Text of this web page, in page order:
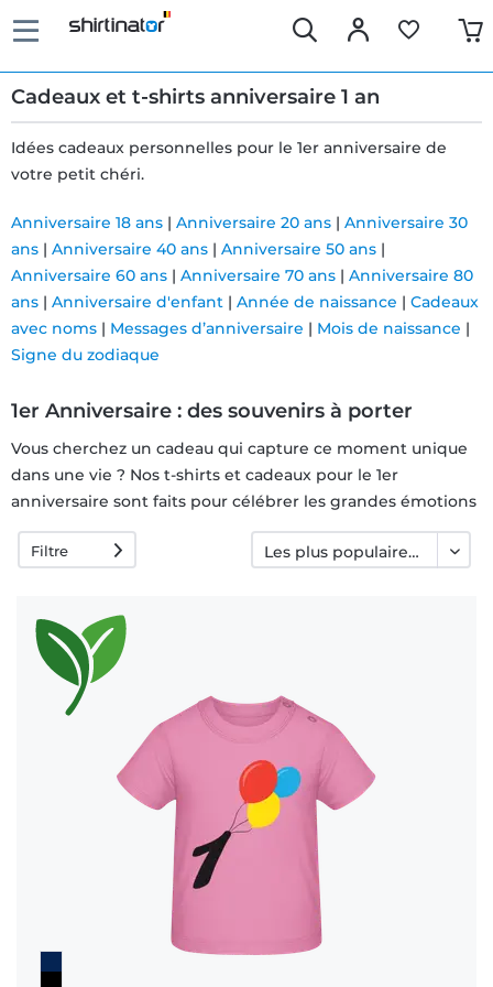
Cadeaux et t-shirts anniversaire 1 an
Livraison
rapide
Échange
garanti 30
Droit de
rétractation
Idées cadeaux personnelles pour le 1er anniversaire de
votre petit chéri.
Anniversaire 18 ans | Anniversaire 20 ans | Anniversaire 30
ans | Anniversaire 40 ans | Anniversaire 50 ans |
Anniversaire 60 ans | Anniversaire 70 ans | Anniversaire 80
ans | Anniversaire d'enfant | Année de naissance | Cadeaux
avec noms | Messages d’anniversaire | Mois de naissance |
Signe du zodiaque
1er Anniversaire : des souvenirs à porter
Vous cherchez un cadeau qui capture ce moment unique
dans une vie ? Nos t-shirts et cadeaux pour le 1er
anniversaire sont faits pour célébrer les grandes émotions
dans de tout petits formats. Qu’il s’agisse des premiers pas,
du tout premier gâteau ou simplement d’une journée
Mignon, amusant et conçu pour les petits héros
Des adorables imprimés animaux aux messages rigolos
pour bébés, notre collection apporte de la joie à chaque
petite fête. Que vous soyez parent, parrain, marraine, tante
ou ami, ces designs sont pensés pour attendrir et briller
sur les photos souvenirs.
Le cadeau parfait pour une journée inoubliable
Un premier anniversaire, ça n’arrive qu’une fois. Alors
autant le rendre mémorable. Nos t-shirts et bodys sont
des cadeaux attentionnés et personnalisables que les
familles garderont précieusement. Ajoutez le prénom, la
Filtre